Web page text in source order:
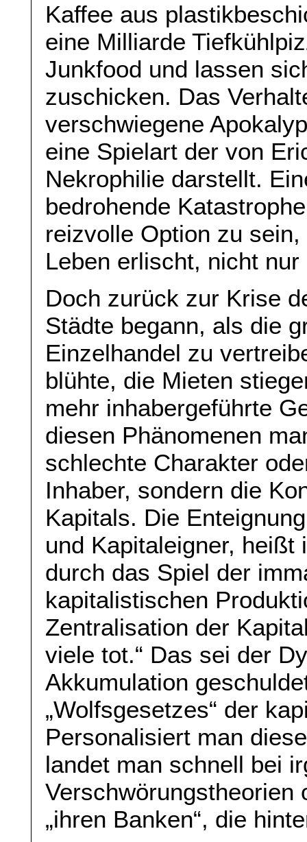
Kaffee aus
eine Milliarde
Junkfood und lassen
zuschicken. Das
verschwiegene
eine Spielart der von
Nekrophilie darstellt.
bedrohende
reizvolle Option zu
Leben erlischt, nicht nur
Doch zurück zur Krise
Städte begann, als die
Einzelhandel zu
blühte, die Mieten
mehr inhabergeführte
diesen Phänomenen
schlechte Charakter
Inhaber, sondern die
Kapitals. Die
und Kapitaleigner, heißt
durch das Spiel der
kapitalistischen
Zentralisation der
viele tot.“ Das sei der
Akkumulation
„Wolfsgesetzes“ der
Personalisiert man
landet man schnell bei
Verschwörungstheorien
„ihren Banken“, die